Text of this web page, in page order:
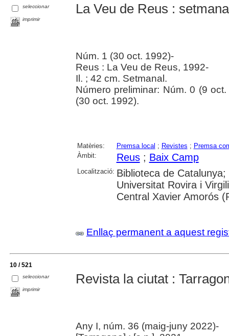
seleccionar
imprimir
La Veu de Reus :
Núm. 1 (30 oct. 1992)-
Reus : La Veu de Reus, 1992-
Il. ; 42 cm. Setmanal.
Número preliminar: Núm. 0 (9
(30 oct. 1992).
Matèries: Premsa local ; Revistes ; Premsa
Àmbit:
Reus; Baix Camp
Localització: Biblioteca de
Universitat Rovira i
Central Xavier Amorós
Enllaç permanent a aquest
10 / 521
seleccionar
imprimir
Revista la ciutat :
Any I, núm. 36 (maig-juny 2022)-